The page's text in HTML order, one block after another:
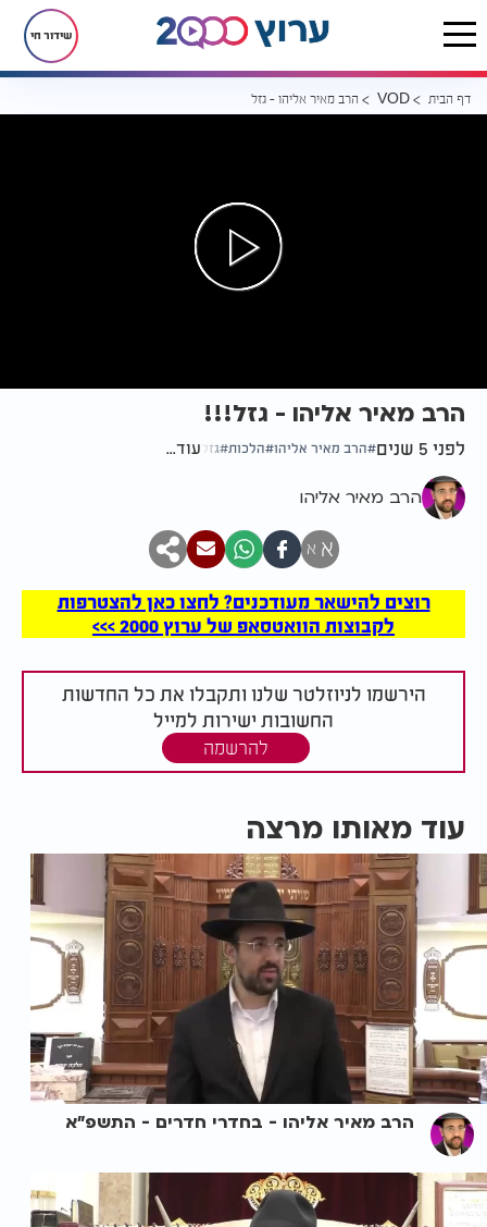
שידור חי
דף הבית VOD הרב מאיר אליהו - גזל!!!
הרב מאיר אליהו - גזל!!!
לפני 5 שנים הרב מאיר אליהו הלכות גזל עוד...
הרב מאיר אליהו
א א
רוצים להישאר מעודכנים? לחצו כאן להצטרפות
לקבוצות הוואטסאפ של ערוץ 2000 >>>
הירשמו לניוזלטר שלנו ותקבלו את כל החדשות
החשובות ישירות למייל
להרשמה
עוד מאותו מרצה
הרב מאיר אליהו - בחדרי חדרים - התשפ"א